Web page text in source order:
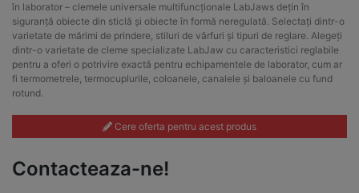
în laborator – clemele universale multifuncționale LabJaws dețin în
siguranță obiecte din sticlă și obiecte în formă neregulată. Selectați dintr-o
varietate de mărimi de prindere, stiluri de vârfuri și tipuri de reglare. Alegeți
dintr-o varietate de cleme specializate LabJaw cu caracteristici reglabile
pentru a oferi o potrivire exactă pentru echipamentele de laborator, cum ar
fi termometrele, termocuplurile, coloanele, canalele și baloanele cu fund
rotund.
Cere oferta pentru acest produs
Contacteaza-ne!